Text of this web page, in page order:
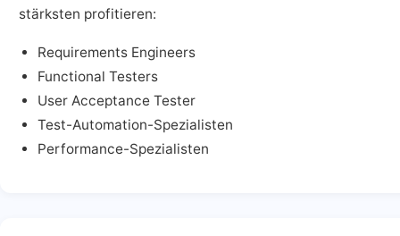
stärksten profitieren:
Requirements Engineers
Functional Testers
User Acceptance Tester
Test-Automation-Spezialisten
Performance-Spezialisten